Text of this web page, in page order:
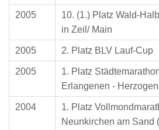
2005
10. (1.) Platz Wald-
in Zeil/ Main
2005 2. Platz BLV Lauf-Cup
2005
1. Platz
Erlangenen -
2004
1. Platz
Neunkirchen am Sand